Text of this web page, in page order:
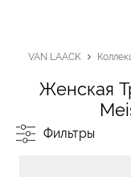
VAN LAACK
Женская
Фильтры